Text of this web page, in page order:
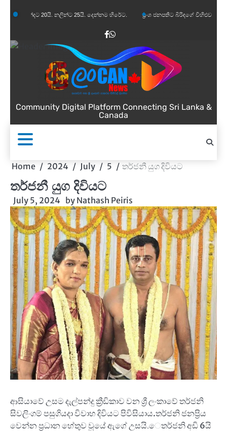
to20යි. නලින්ට 25යි. දෙන්නම හිරේට. ප්‍රංශ ජනපතිට බිරිඳගේ විහිළුවක්. විහිළුවදුරදිග
Facebook
WhatsApp
Community Digital Platform Connecting Sri Lanka &
Canada
Home 2024 July 5 තර්ජනී යුග දිවියට
තර්ජනී යුග දිවියට
July 5, 2024 by Nathash Peiris
ආසියාවේ උසම දැල්පන්දු ක්‍රීඩිකාව වන ශ්‍රී ලංකාවේ තර්ජනි
සිවලිංගම් පසුගියදා විවාහ දිවියට පිවිසියාය.තර්ජනි ජනප්‍රිය
වෙන්න ප්‍රධාන හේතුව වූයේ ඇගේ උසයි.ෙතර්ජනි අඩි 6යි